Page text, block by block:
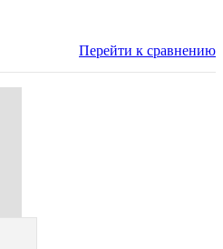
Перейти к сравнению